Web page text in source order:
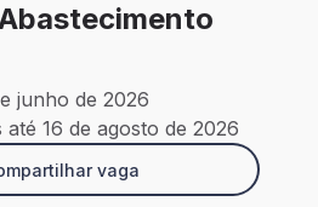
junho de 2026
16 de agosto de 2026
vaga